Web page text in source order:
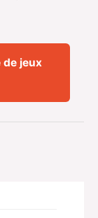
de jeux